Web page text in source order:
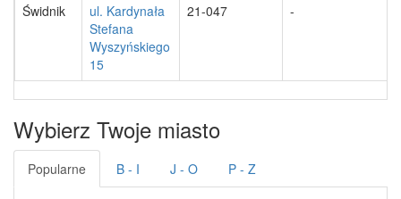
Świdnik
ul. Kardynała
Stefana
Wyszyńskiego
15
21-047 -
Wybierz Twoje miasto
Popularne B - I J - O P - Z